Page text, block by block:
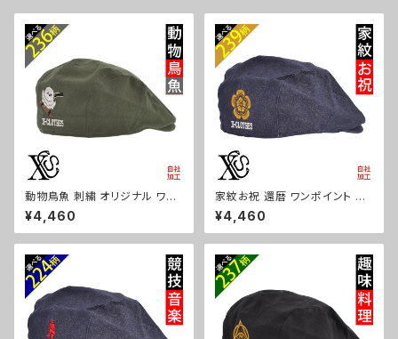
動物鳥魚 刺繍 オリジナル ワン
ポイント 帽子 コットン ハンチン
グ メンズ レディース インナーメ
ッシュ 雑貨 グッズ 自社ブランド
ap68-b06-s
¥4,460
家紋お祝 還暦 ワンポイント 刺
繍 帽子 コットン ハンチング メ
ンズ レディース インナーメッシ
ュ 雑貨 グッズ 自社ブランド 柄
花 木瓜 蔦 桐 クリスマス ori-a
-cap68-b07-s
¥4,460